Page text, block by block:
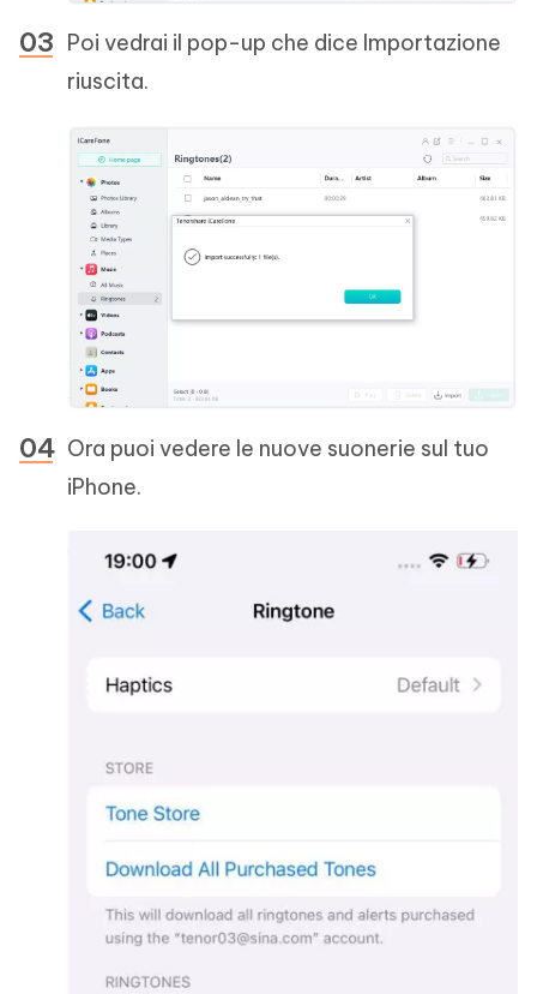
Poi vedrai il pop-up che dice Importazione
riuscita.
Ora puoi vedere le nuove suonerie sul tuo
iPhone.